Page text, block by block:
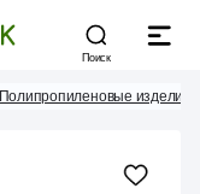
Поиск
Полипропиленовые изделия